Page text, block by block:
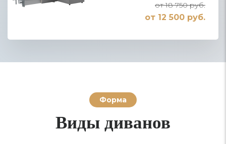
от 18 750 руб.
от 12 500 руб.
Форма
Виды диванов